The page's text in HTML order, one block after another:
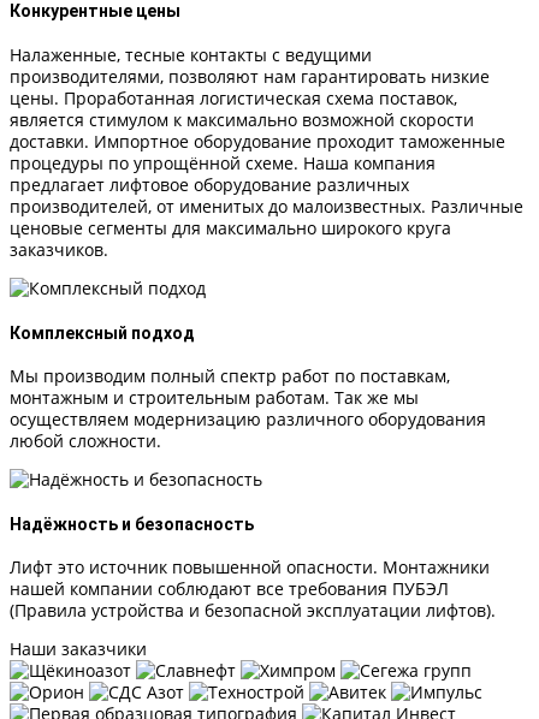
Конкурентные цены
Налаженные, тесные контакты с ведущими
производителями, позволяют нам гарантировать низкие
цены. Проработанная логистическая схема поставок,
является стимулом к максимально возможной скорости
доставки. Импортное оборудование проходит таможенные
процедуры по упрощённой схеме. Наша компания
предлагает лифтовое оборудование различных
производителей, от именитых до малоизвестных. Различные
ценовые сегменты для максимально широкого круга
заказчиков.
Комплексный подход
Мы производим полный спектр работ по поставкам,
монтажным и строительным работам. Так же мы
осуществляем модернизацию различного оборудования
любой сложности.
Надёжность и безопасность
Лифт это источник повышенной опасности. Монтажники
нашей компании соблюдают все требования ПУБЭЛ
(Правила устройства и безопасной эксплуатации лифтов).
Наши заказчики